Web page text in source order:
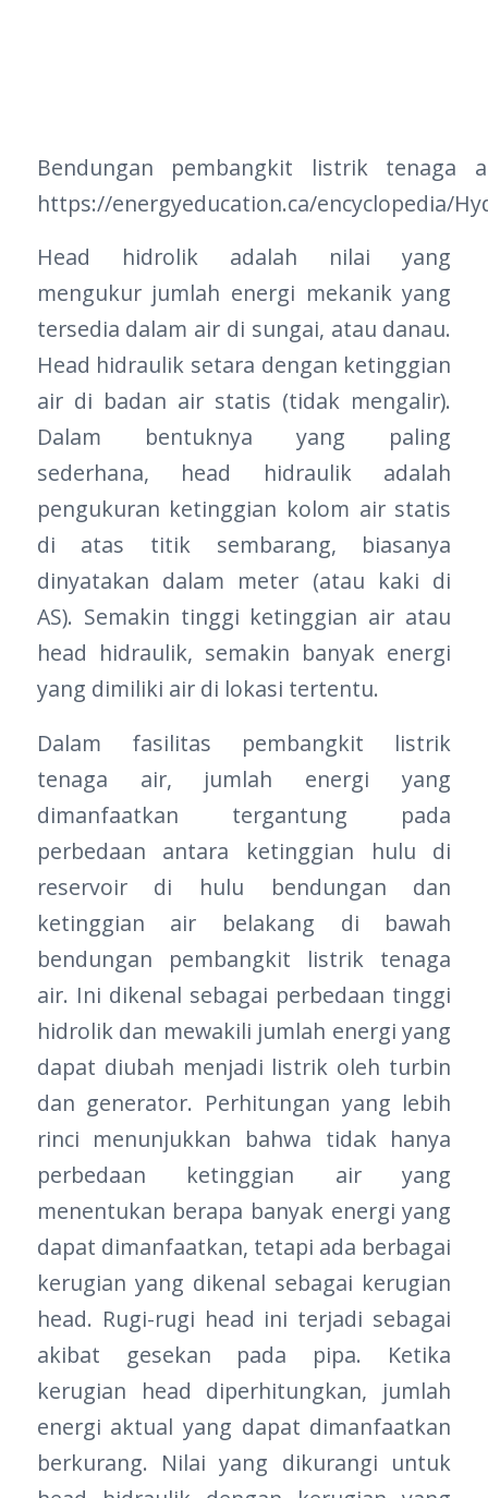
Bendungan pembangkit listrik tenaga
https://energyeducation.ca/encyclopedia/
Head hidrolik adalah nilai yang
mengukur jumlah energi mekanik yang
tersedia dalam air di sungai, atau danau.
Head hidraulik setara dengan ketinggian
air di badan air statis (tidak mengalir).
Dalam bentuknya yang paling
sederhana, head hidraulik adalah
pengukuran ketinggian kolom air statis
di atas titik sembarang, biasanya
dinyatakan dalam meter (atau kaki di
AS). Semakin tinggi ketinggian air atau
head hidraulik, semakin banyak energi
yang dimiliki air di lokasi tertentu.
Dalam fasilitas pembangkit listrik
tenaga air, jumlah energi yang
dimanfaatkan tergantung pada
perbedaan antara ketinggian hulu di
reservoir di hulu bendungan dan
ketinggian air belakang di bawah
bendungan pembangkit listrik tenaga
air. Ini dikenal sebagai perbedaan tinggi
hidrolik dan mewakili jumlah energi yang
dapat diubah menjadi listrik oleh turbin
dan generator. Perhitungan yang lebih
rinci menunjukkan bahwa tidak hanya
perbedaan ketinggian air yang
menentukan berapa banyak energi yang
dapat dimanfaatkan, tetapi ada berbagai
kerugian yang dikenal sebagai kerugian
head. Rugi-rugi head ini terjadi sebagai
akibat gesekan pada pipa. Ketika
kerugian head diperhitungkan, jumlah
energi aktual yang dapat dimanfaatkan
berkurang. Nilai yang dikurangi untuk